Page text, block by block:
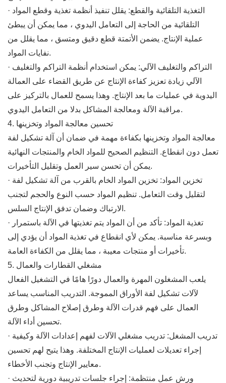
· التغذية التلقائية والقطع: يقلل تنفيذ أنظمة تغذية وقطع المواد
التلقائية من الحاجة إلى التعامل اليدوي ، مما يمكن أن يبطئ
عملية الإنتاج. يضمن الأتمتة قطع دقيق ومتسق ، مما يقلل من
نفايات المواد.
· التراكم والتغليف الآلي: يمكن استخدام أنظمة التراكم والتغليف
الآلي زيادة تعزيز كفاءة الإنتاج عن طريق القضاء على العمالة
اليدوية في عمليات ما بعد الإنتاج. وهذا يسمح للعمال بالتركيز على
مراقبة الآلة ومعالجة المشاكل بدلا من التعامل اليدوي.
4. تحسين معالجة المواد وتخزينها
معالجة المواد وتخزينها بكفاءة مهمة في ضمان أن آلة تشكيل لفة
تعمل دون انقطاع. التنظيم الصحيح للمواد الخام والمنتجات النهائية
يمكن أن تحسن سير العمل وتقليل التأخيرات.
· تخزين المواد: تخزين المواد الخام بالقرب من آلة تشكيل لفة
لتقليل وقت التعامل. تنظيم المواد حسب النوع والحجم لتجنب
الارتباك وضمان تدفق الإنتاج السلس.
· تغذية المواد: تأكد من أن المواد يتم تغذيتها في الآلة باستمرار
وبسرعة مناسبة. يمكن لأي انقطاع في تغذية المواد أن يؤدي إلى
تأخيرات أو منتجات معيبة ، مما يقلل من الكفاءة العامة.
5. مشغلي القطارات والعمال
يلعب المشغلون المهرة والعمال دورًا هامًا في التشغيل الفعال
لآلات تشكيل لفة الأوراق المموجة. التدريب المناسب يساعد
العمال على فهم قدرات الآلة وطرق إصلاح المشاكل وطرق
تحسين أداء الآلة.
· تدريب المشغل: تدريب مشغلي الآلات لفهم إعدادات الآلة وكيفية
إجراء تعديلات لعمليات الإنتاج المختلفة. وهذا يتيح لهم تحسين
معايير الإنتاج وتجنب الأخطاء.
· ورش عمل منتظمة: إجراء جلسات تدريبية دورية لتحديث